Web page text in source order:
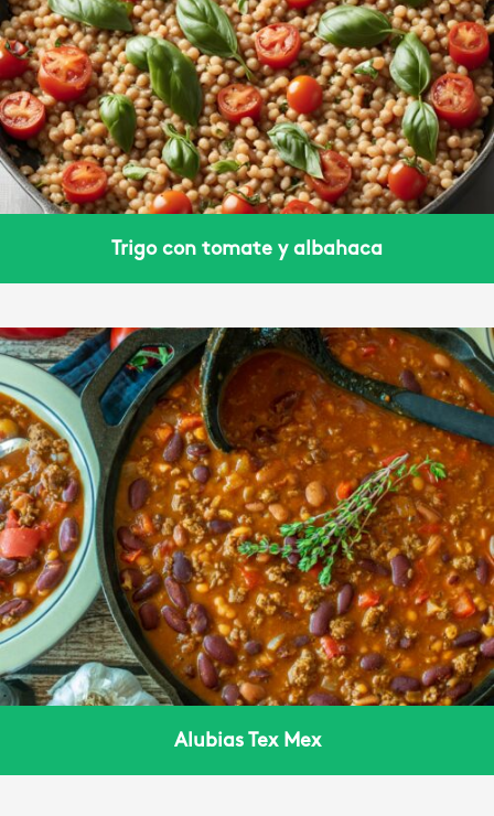
Trigo con tomate y albahaca
Alubias Tex Mex